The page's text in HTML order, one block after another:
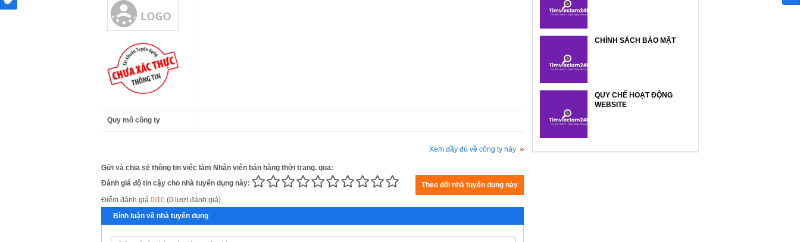
Quy mô công ty
Xem đầy đủ về công ty này
Gửi và chia sẻ thông tin việc làm Nhân viên bán hàng thời trang. qua:
Đánh giá độ tin cậy cho nhà tuyển dụng này:
Điểm đánh giá 0/10 (0 lượt đánh giá)
Bình luận về nhà tuyển dụng
CHÍNH SÁCH BẢO MẬT
QUY CHẾ HOẠT ĐỘNG
WEBSITE